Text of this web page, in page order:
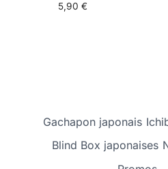
5,90 €
Gachapon japonais
Blind Box japonaises